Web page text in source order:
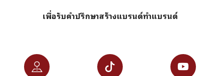
เพื่อรับคำปรึกษาสร้างแบรนด์ทำแบรนด์